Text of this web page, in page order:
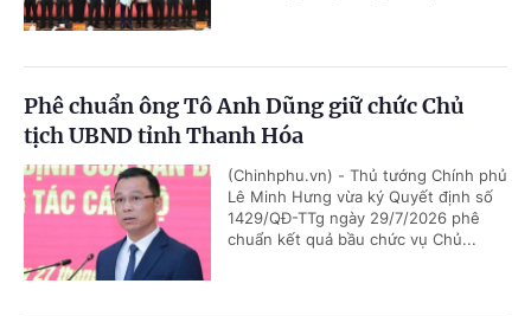
Phê chuẩn ông Tô Anh Dũng giữ chức Chủ
tịch UBND tỉnh Thanh Hóa
(Chinhphu.vn) - Thủ tướng Chính phủ
Lê Minh Hưng vừa ký Quyết định số
1429/QĐ-TTg ngày 29/7/2026 phê
chuẩn kết quả bầu chức vụ Chủ...